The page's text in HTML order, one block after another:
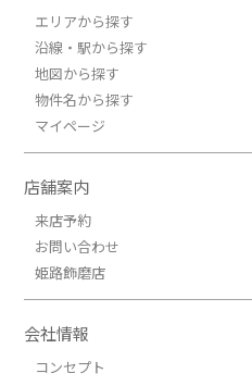
エリアから探す
沿線・駅から探す
地図から探す
物件名から探す
マイページ
店舗案内
来店予約
お問い合わせ
姫路飾磨店
会社情報
コンセプト